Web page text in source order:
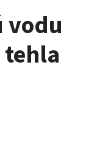
vodu
tehla